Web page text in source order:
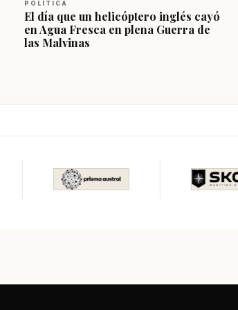
POLÍTICA
El día que un helicóptero inglés cayó
en Agua Fresca en plena Guerra de
las Malvinas